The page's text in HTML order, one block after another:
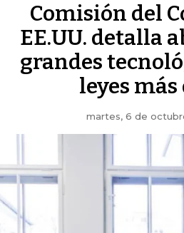
Comisión del
EE.UU. detalla
grandes
leyes
martes, 6 de